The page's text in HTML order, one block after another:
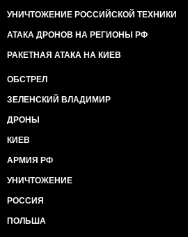
УНИЧТОЖЕНИЕ РОССИЙСКОЙ ТЕХНИКИ
АТАКА ДРОНОВ НА РЕГИОНЫ РФ
РАКЕТНАЯ АТАКА НА КИЕВ
ОБСТРЕЛ
ЗЕЛЕНСКИЙ ВЛАДИМИР
ДРОНЫ
КИЕВ
АРМИЯ РФ
УНИЧТОЖЕНИЕ
РОССИЯ
ПОЛЬША